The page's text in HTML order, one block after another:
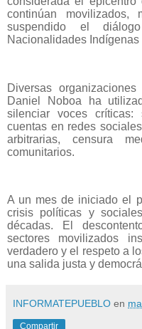
continúan movilizados,
suspendido el
Nacionalidades
Diversas
Daniel Noboa ha
silenciar voces
cuentas en redes
arbitrarias, censura
comunitarios.
A un mes de iniciado el
crisis políticas y
décadas. El
sectores movilizados
verdadero y el respeto a
una salida justa y
INFORMATEPUEBLO en
Compartir